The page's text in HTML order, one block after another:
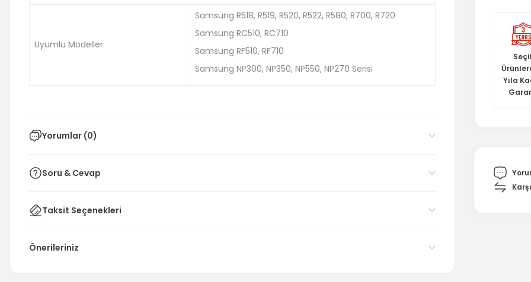
Uyumlu Modeller
Samsung R518, R519, R520, R522, R580, R700, R720
Samsung RC510, RC710
Samsung RF510, RF710
Samsung NP300, NP350, NP550, NP270 Serisi
Yorumlar (0)
Soru & Cevap
Taksit Seçenekleri
Önerileriniz
Yıla